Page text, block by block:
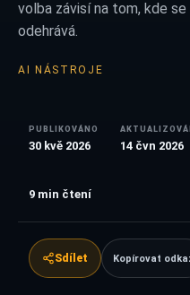
volba závisí na tom, kde
odehrává.
AI NÁSTROJE
PUBLIKOVÁNO
30 kvě 2026 14 čvn 2026
9 min čtení
Sdílet Kopírovat